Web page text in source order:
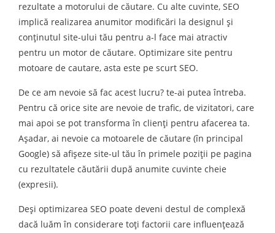
rezultate a motorului de căutare. Cu alte cuvinte, SEO
implică realizarea anumitor modificări la designul și
conținutul site-ului tău pentru a-l face mai atractiv
pentru un motor de căutare. Optimizare site pentru
motoare de cautare, asta este pe scurt SEO.
De ce am nevoie să fac acest lucru? te-ai putea întreba.
Pentru că orice site are nevoie de trafic, de vizitatori, care
mai apoi se pot transforma în clienţi pentru afacerea ta.
Aşadar, ai nevoie ca motoarele de căutare (în principal
Google) să afişeze site-ul tău în primele poziţii pe pagina
cu rezultatele căutării după anumite cuvinte cheie
(expresii).
Deși optimizarea SEO poate deveni destul de complexă
dacă luăm în considerare toți factorii care influențează